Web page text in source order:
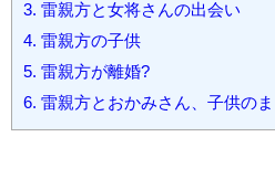
3. 雷親方と女将さんの出会い
4. 雷親方の子供
5. 雷親方が離婚?
6. 雷親方とおかみさん、子供の